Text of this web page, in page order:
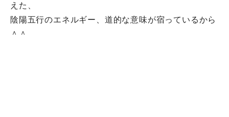
えた、
陰陽五行のエネルギー、道的な意味が宿っているから
＾＾